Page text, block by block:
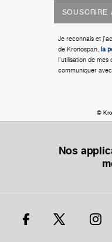
SOUSCRIRE
Je reconnais et
de Kronospan, la
l'utilisation de mes
communiquer
©
Nos